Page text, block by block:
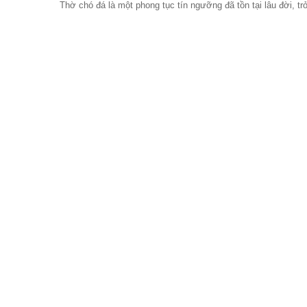
Thờ chó đá là một phong tục tín ngưỡng đã tồn tại lâu đời,